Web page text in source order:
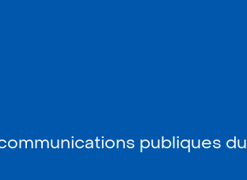
publiques du